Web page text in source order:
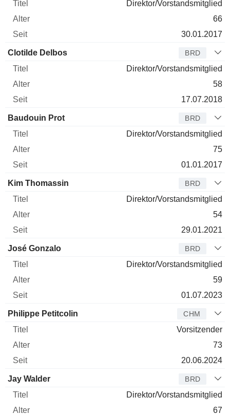
Direktor/Vorstandsmitglied
66
30.01.2017
Clotilde Delbos BRD
Direktor/Vorstandsmitglied
58
17.07.2018
Baudouin Prot BRD
Direktor/Vorstandsmitglied
75
01.01.2017
Kim Thomassin BRD
Direktor/Vorstandsmitglied
54
29.01.2021
José Gonzalo BRD
Direktor/Vorstandsmitglied
59
01.07.2023
Philippe Petitcolin CHM
Vorsitzender
73
20.06.2024
Jay Walder BRD
Direktor/Vorstandsmitglied
67